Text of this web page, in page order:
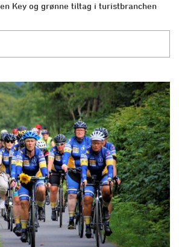
Key og grønne tiltag i turistbranchen